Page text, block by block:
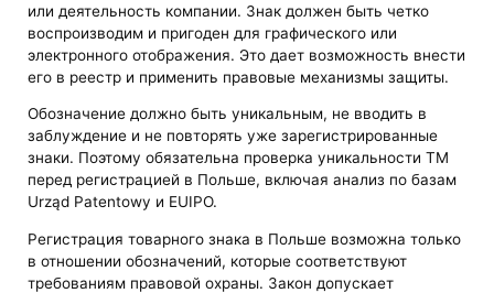
или деятельность компании. Знак должен быть четко
воспроизводим и пригоден для графического или
электронного отображения. Это дает возможность внести
его в реестр и применить правовые механизмы защиты.
Обозначение должно быть уникальным, не вводить в
заблуждение и не повторять уже зарегистрированные
знаки. Поэтому обязательна проверка уникальности ТМ
перед регистрацией в Польше, включая анализ по базам
Urząd Patentowy и EUIPO.
Регистрация товарного знака в Польше возможна только
в отношении обозначений, которые соответствуют
требованиям правовой охраны. Закон допускает